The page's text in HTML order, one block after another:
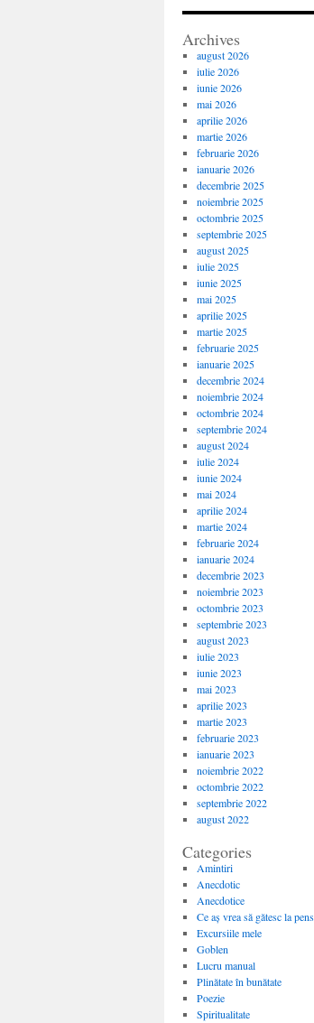
Archives
august 2026
iulie 2026
iunie 2026
mai 2026
aprilie 2026
martie 2026
februarie 2026
ianuarie 2026
decembrie 2025
noiembrie 2025
octombrie 2025
septembrie 2025
august 2025
iulie 2025
iunie 2025
mai 2025
aprilie 2025
martie 2025
februarie 2025
ianuarie 2025
decembrie 2024
noiembrie 2024
octombrie 2024
septembrie 2024
august 2024
iulie 2024
iunie 2024
mai 2024
aprilie 2024
martie 2024
februarie 2024
ianuarie 2024
decembrie 2023
noiembrie 2023
octombrie 2023
septembrie 2023
august 2023
iulie 2023
iunie 2023
mai 2023
aprilie 2023
martie 2023
februarie 2023
ianuarie 2023
noiembrie 2022
octombrie 2022
septembrie 2022
august 2022
Categories
Amintiri
Anecdotic
Anecdotice
Ce aș vrea să gătesc la
Excursiile mele
Goblen
Lucru manual
Plinătate în bunătate
Poezie
Spiritualitate